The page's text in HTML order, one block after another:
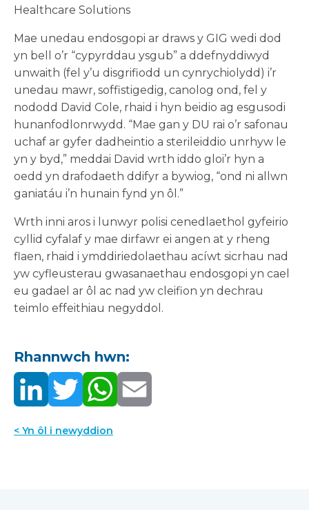
Healthcare Solutions
Mae unedau endosgopi ar draws y GIG wedi dod
yn bell o’r “cypyrddau ysgub” a ddefnyddiwyd
unwaith (fel y’u disgrifiodd un cynrychiolydd) i’r
unedau mawr, soffistigedig, canolog ond, fel y
nododd David Cole, rhaid i hyn beidio ag esgusodi
hunanfodlonrwydd. “Mae gan y DU rai o’r safonau
uchaf ar gyfer dadheintio a sterileiddio unrhyw le
yn y byd,” meddai David wrth iddo gloi’r hyn a
oedd yn drafodaeth ddifyr a bywiog, “ond ni allwn
ganiatáu i’n hunain fynd yn ôl.”
Wrth inni aros i lunwyr polisi cenedlaethol gyfeirio
cyllid cyfalaf y mae dirfawr ei angen at y rheng
flaen, rhaid i ymddiriedolaethau acíwt sicrhau nad
yw cyfleusterau gwasanaethau endosgopi yn cael
eu gadael ar ôl ac nad yw cleifion yn dechrau
teimlo effeithiau negyddol.
Rhannwch hwn:
< Yn ôl i newyddion